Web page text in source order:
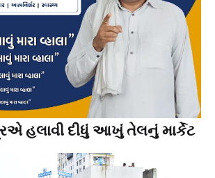
હલાવી દીધું આખું તેલનું માર્કેટ